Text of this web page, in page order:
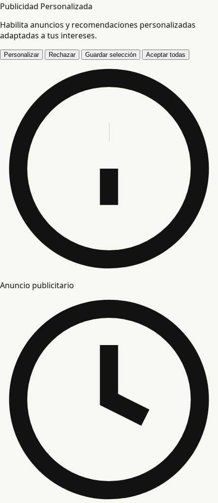
Publicidad Personalizada
Habilita anuncios y recomendaciones personalizadas
adaptadas a tus intereses.
Personalizar Rechazar Guardar selección Aceptar todas
Anuncio publicitario